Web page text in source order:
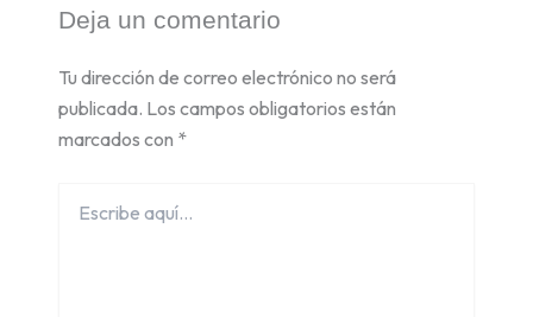
Deja un comentario
Tu dirección de correo electrónico no será
publicada. Los campos obligatorios están
marcados con *
aquí...